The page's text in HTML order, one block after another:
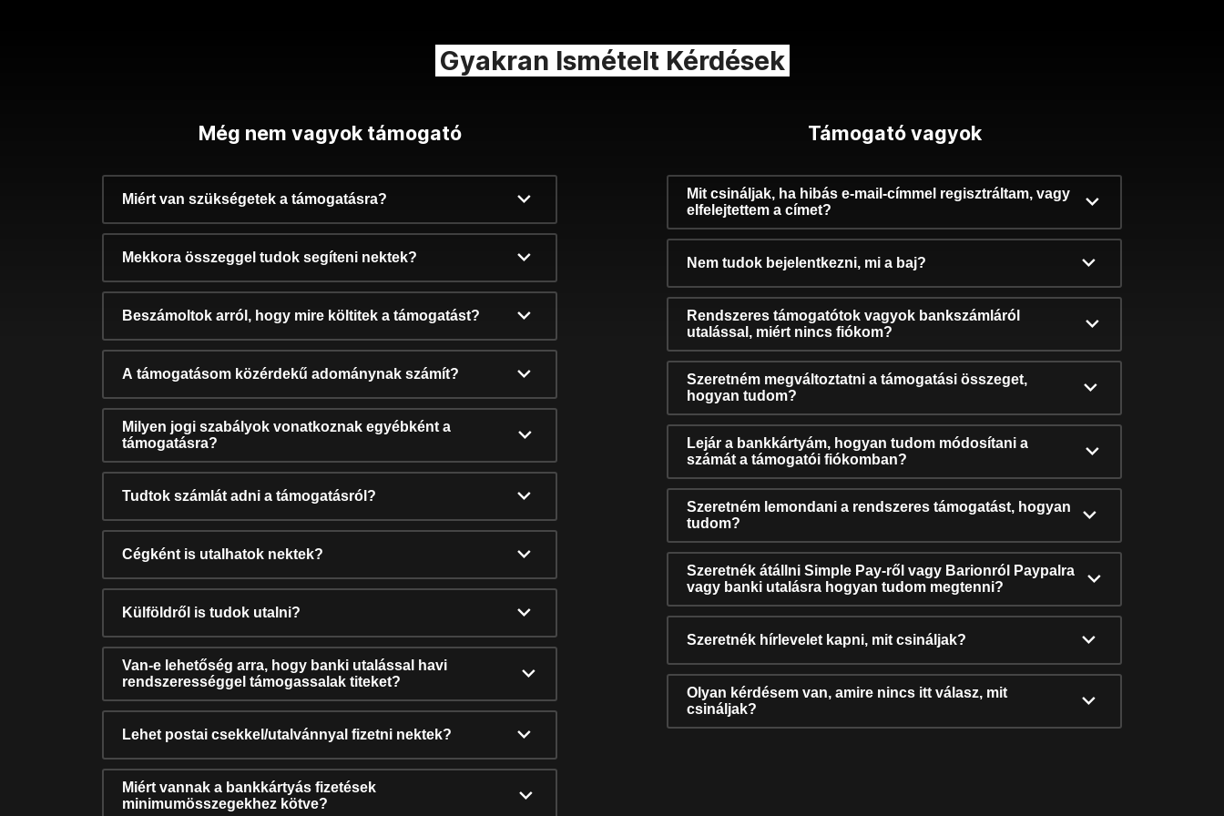
Gyakran Ismételt Kérdések
Még nem vagyok támogató
Miért van szükségetek a támogatásra?
Mekkora összeggel tudok segíteni nektek?
Beszámoltok arról, hogy mire költitek a támogatást?
A támogatásom közérdekű adománynak számít?
Milyen jogi szabályok vonatkoznak egyébként a
támogatásra?
Tudtok számlát adni a támogatásról?
Cégként is utalhatok nektek?
Külföldről is tudok utalni?
Van-e lehetőség arra, hogy banki utalással havi
rendszerességgel támogassalak titeket?
Lehet postai csekkel/utalvánnyal fizetni nektek?
Miért vannak a bankkártyás fizetések
minimumösszegekhez kötve?
Támogató vagyok
Mit csináljak, ha hibás e-mail-címmel regisztráltam, vagy
elfelejtettem a címet?
Nem tudok bejelentkezni, mi a baj?
Rendszeres támogatótok vagyok bankszámláról
utalással, miért nincs fiókom?
Szeretném megváltoztatni a támogatási összeget,
hogyan tudom?
Lejár a bankkártyám, hogyan tudom módosítani a
számát a támogatói fiókomban?
Szeretném lemondani a rendszeres támogatást, hogyan
tudom?
Szeretnék átállni Simple Pay-ről vagy Barionról Paypalra
vagy banki utalásra hogyan tudom megtenni?
Szeretnék hírlevelet kapni, mit csináljak?
Olyan kérdésem van, amire nincs itt válasz, mit
csináljak?